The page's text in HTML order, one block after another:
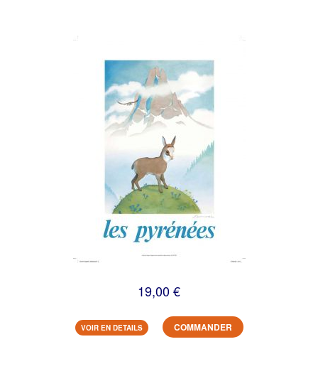
19,00 €
VOIR EN DETAILS COMMANDER